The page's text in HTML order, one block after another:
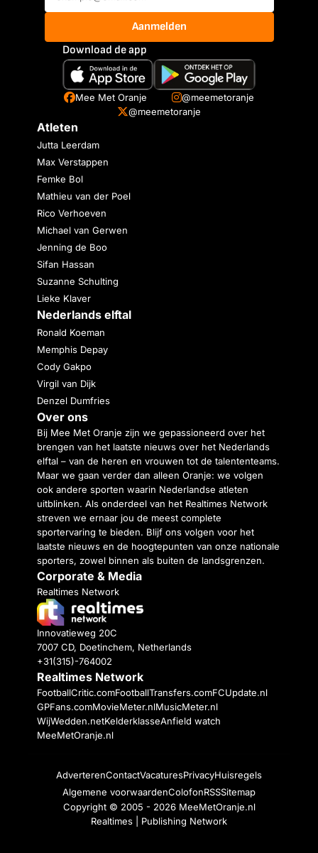
Aanmelden
Download de app
Mee Met Oranje
@meemetoranje
@meemetoranje
Atleten
Jutta Leerdam
Max Verstappen
Femke Bol
Mathieu van der Poel
Rico Verhoeven
Michael van Gerwen
Jenning de Boo
Sifan Hassan
Suzanne Schulting
Lieke Klaver
Nederlands elftal
Ronald Koeman
Memphis Depay
Cody Gakpo
Virgil van Dijk
Denzel Dumfries
Over ons
Bij Mee Met Oranje zijn we gepassioneerd over het
brengen van het laatste nieuws over het Nederlands
elftal – van de heren en vrouwen tot de talententeams.
Maar we gaan verder dan alleen Oranje: we volgen
ook andere sporten waarin Nederlandse atleten
uitblinken. Als onderdeel van het Realtimes Network
streven we ernaar jou de meest complete
sportervaring te bieden. Blijf ons volgen voor het
laatste nieuws en de hoogtepunten van onze nationale
sporters, zowel binnen als buiten de landsgrenzen.
Corporate & Media
Realtimes Network
Innovatieweg 20C
7007 CD, Doetinchem, Netherlands
+31(315)-764002
Realtimes Network
FootballCritic.comFootballTransfers.comFCUpdate.nl
GPFans.comMovieMeter.nlMusicMeter.nl
WijWedden.netKelderklasseAnfield watch
MeeMetOranje.nl
AdverterenContactVacaturesPrivacyHuisregels
Algemene voorwaardenColofonRSSSitemap
Copyright © 2005 - 2026 MeeMetOranje.nl
Realtimes | Publishing Network